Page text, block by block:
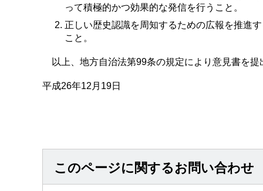
って積極的かつ効果的な発信を行うこと。
正しい歴史認識を周知するための広報を推進
こと。
以上、地方自治法第99条の規定により意見書を提
平成26年12月19日
このページに関するお問い合わせ